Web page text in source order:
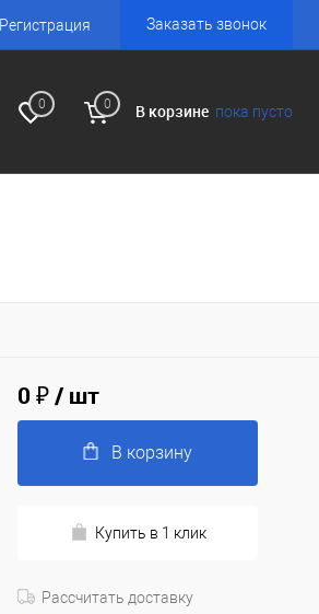
Регистрация Заказать звонок
0 0 В корзине пока пусто
0 ₽/ шт
В корзину
Купить в 1 клик
Рассчитать доставку